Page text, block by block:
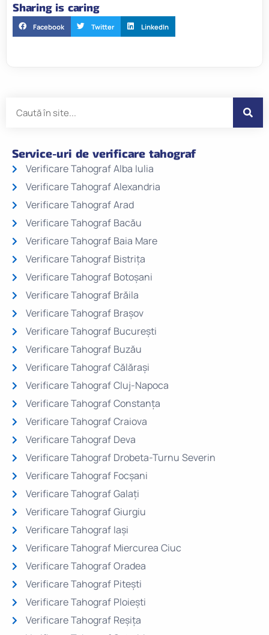
Sharing is caring
Facebook Twitter LinkedIn
Service-uri de verificare tahograf
Verificare Tahograf Alba Iulia
Verificare Tahograf Alexandria
Verificare Tahograf Arad
Verificare Tahograf Bacău
Verificare Tahograf Baia Mare
Verificare Tahograf Bistrița
Verificare Tahograf Botoșani
Verificare Tahograf Brăila
Verificare Tahograf Brașov
Verificare Tahograf București
Verificare Tahograf Buzău
Verificare Tahograf Călărași
Verificare Tahograf Cluj-Napoca
Verificare Tahograf Constanța
Verificare Tahograf Craiova
Verificare Tahograf Deva
Verificare Tahograf Drobeta-Turnu Severin
Verificare Tahograf Focșani
Verificare Tahograf Galați
Verificare Tahograf Giurgiu
Verificare Tahograf Iași
Verificare Tahograf Miercurea Ciuc
Verificare Tahograf Oradea
Verificare Tahograf Pitești
Verificare Tahograf Ploiești
Verificare Tahograf Reșița